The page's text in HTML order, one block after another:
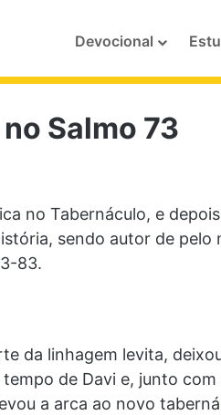
Devocional
Salmo 73
no Tabernáculo, e
sendo autor de pelo
83.
da linhagem levita,
de Davi e, junto com
a arca ao novo